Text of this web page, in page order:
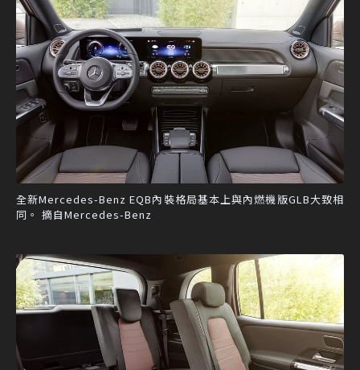
全新Mercedes-Benz EQB內裝格局基本上與內燃機版GLB大致相
同。 摘自Mercedes-Benz